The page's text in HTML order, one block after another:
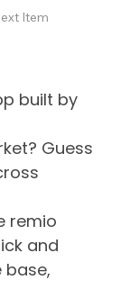
built by
Guess
remio
and
base,
Item